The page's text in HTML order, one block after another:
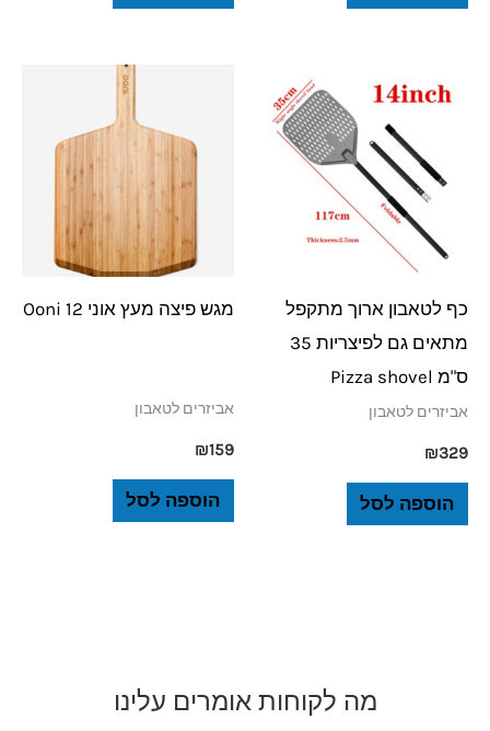
כף לטאבון ארוך מתקפל
מתאים גם לפיצריות 35
ס"מ Pizza shovel
אביזרים לטאבון
₪329
הוספה לסל
מגש פיצה מעץ אוני 12 Ooni
אביזרים לטאבון
₪159
הוספה לסל
מה לקוחות אומרים עלינו